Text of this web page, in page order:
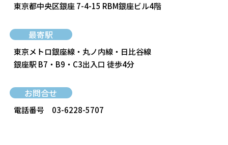
東京都中央区銀座 7-4-15 RBM銀座ビル4階
最寄駅
東京メトロ銀座線・丸ノ内線・日比谷線
銀座駅 B7・B9・C3出入口 徒歩4分
お問合せ
電話番号 03-6228-5707